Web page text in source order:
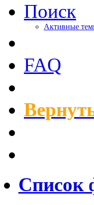
Поиск
Активные
FAQ
Список